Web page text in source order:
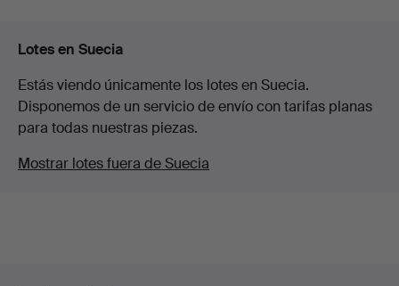
Lotes en Suecia
Estás viendo únicamente los lotes en Suecia.
Disponemos de un servicio de envío con tarifas planas
para todas nuestras piezas.
Mostrar lotes fuera de Suecia